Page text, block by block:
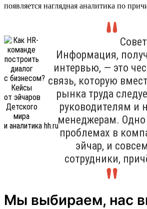
появляется наглядная аналитика по
Совет
Информация,
интервью, — это
связь, которую
рынка труда
руководителям
менеджерам. Одно
проблемах в
эйчар, и
сотрудники,
Мы выбираем, нас